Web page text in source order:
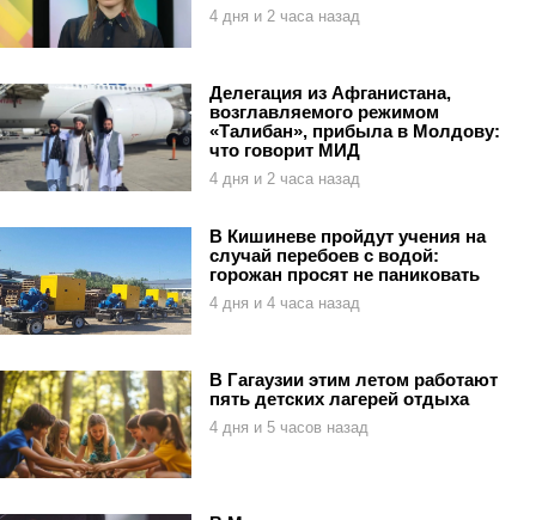
4 дня и 2 часа назад
Делегация из Афганистана,
возглавляемого режимом
«Талибан», прибыла в Молдову:
что говорит МИД
4 дня и 2 часа назад
В Кишиневе пройдут учения на
случай перебоев с водой:
горожан просят не паниковать
4 дня и 4 часа назад
В Гагаузии этим летом работают
пять детских лагерей отдыха
4 дня и 5 часов назад